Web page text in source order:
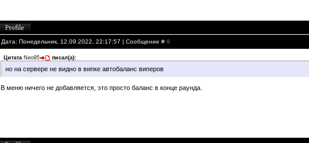
Дата: Понедельник, 12.09.2022, 22:17:57 | Сообщение # 9
Цитата Neo95 писал(а):
но на сервере не видно в випке автобаланс виперов
В меню ничего не добавляется, это просто баланс в конце раунда.